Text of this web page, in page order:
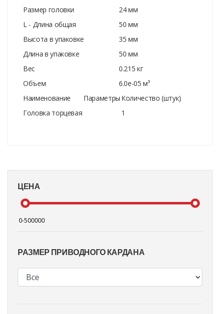
ЦЕНА
РАЗМЕР ПРИВОДНОГО КАРДАНА
Размер головки
24 мм
L - Длина общая
50 мм
Высота в упаковке
35 мм
Длина в упаковке
50 мм
Вес
0.215 кг
Объем
6.0e-05 м³
Наименование
Параметры Количество (штук)
Головка торцевая
1